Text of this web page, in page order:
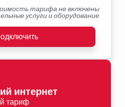
тарифа не включены
услуги и оборудование
интернет
тариф